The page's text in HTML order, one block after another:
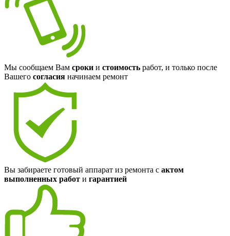
Мы сообщаем Вам сроки и стоимость работ, и только после
Вашего согласия начинаем ремонт
Вы забираете готовый аппарат из ремонта с актом
выполненных работ и гарантией